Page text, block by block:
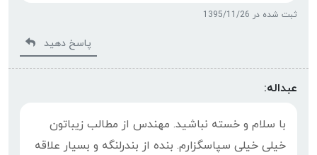
ثبت شده در 1395/11/26
پاسخ دهید
عبداله:
با سلام و خسته نباشید. مهندس از مطالب زیباتون
خیلی خیلی سپاسگزارم. بنده از بندرلنگه و بسیار علاقه